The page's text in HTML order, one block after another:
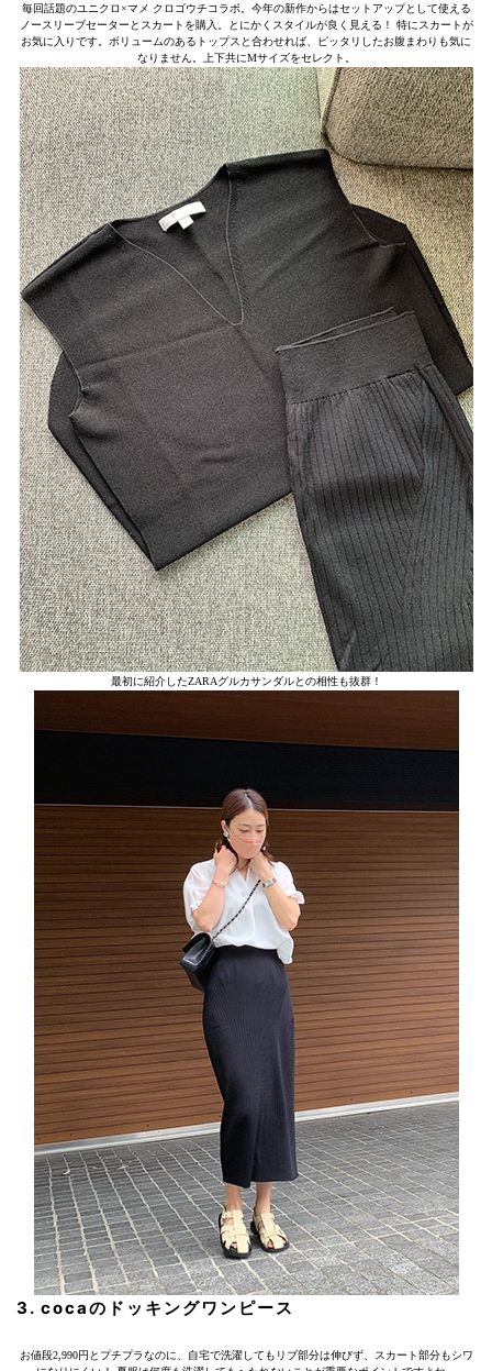
毎回話題のユニクロ×マメ クロゴウチコラボ。今年の新作からはセットアップとして使える
ノースリーブセーターとスカートを購入。とにかくスタイルが良く見える！ 特にスカートが
お気に入りです。ボリュームのあるトップスと合わせれば、ピッタリしたお腹まわりも気に
なりません。上下共にMサイズをセレクト。
最初に紹介したZARAグルカサンダルとの相性も抜群！
3. cocaのドッキングワンピース
お値段2,990円とプチプラなのに、自宅で洗濯してもリブ部分は伸びず、スカート部分もシワ